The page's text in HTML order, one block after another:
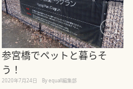
参宮橋でペットと暮らそ
う！
2020年7月24日 By equall編集部